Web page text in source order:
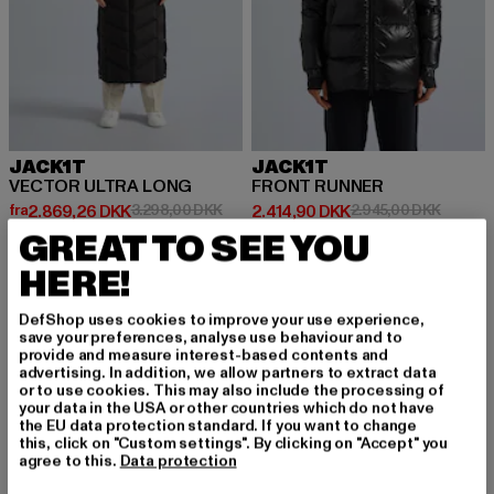
JACK1T
VECTOR ULTRA LONG
fra2.869,26 DKK
Nuværende pris: Fra 2.869,26 DKK
3.298,00 DKKKampagnepris: 3.298,00 DKK
JACK1T
FRONT RUNNER
2.414,90 DKK
Nuværende pris: 2.414,90 DKK
2.945,00 DKK
-17%
GREAT TO SEE YOU
HERE!
DefShop uses cookies to improve your use experience,
save your preferences, analyse use behaviour and to
provide and measure interest-based contents and
advertising. In addition, we allow partners to extract data
or to use cookies. This may also include the processing of
your data in the USA or other countries which do not have
the EU data protection standard. If you want to change
this, click on "Custom settings". By clicking on "Accept" you
agree to this. Data protection